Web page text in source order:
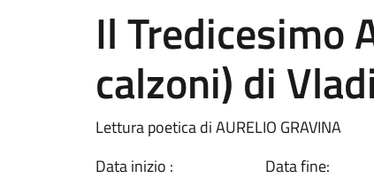
Il Tredicesimo
calzoni) di
Lettura poetica di AURELIO GRAVINA
Data inizio :
Data fine: